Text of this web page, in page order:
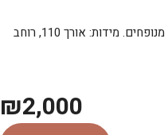
₪2,000